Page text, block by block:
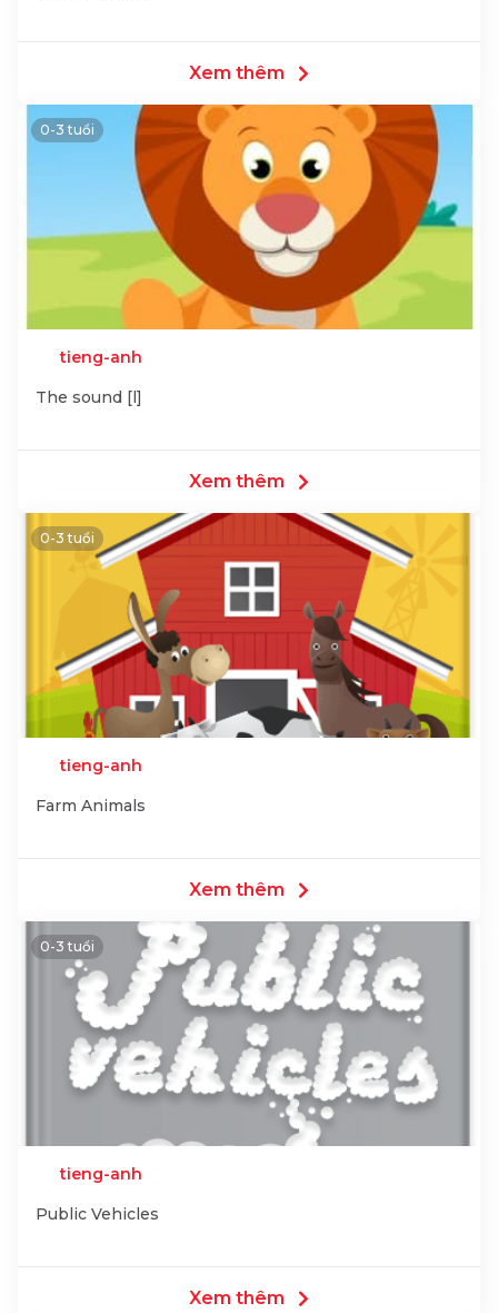
Xem thêm
0-3 tuổi
tieng-anh
The sound [l]
Xem thêm
0-3 tuổi
tieng-anh
Farm Animals
Xem thêm
0-3 tuổi
tieng-anh
Public Vehicles
Xem thêm